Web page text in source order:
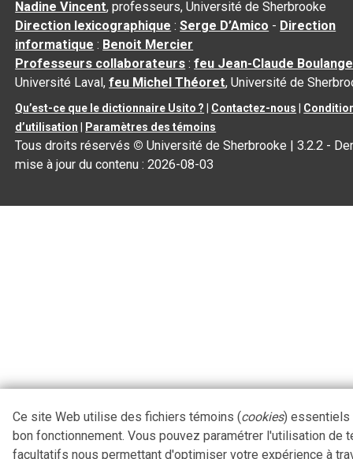
Nadine Vincent, professeurs, Université de Sherbrooke
Direction lexicographique :Serge D’Amico - Direction
informatique : Benoit Mercier
Professeurs collaborateurs :feu Jean-Claude
Université Laval,feu Michel Théoret, Université de
Qu’est-ce que le dictionnaire Usito ? Contactez-nous
d’utilisation
Paramètres des témoins
Tous droits réservés © Université de Sherbrooke |3.2.2 -
mise à jour du contenu :2026-08-03
Ce site Web utilise des fichiers témoins (cookies) essentiels
bon fonctionnement. Vous pouvez paramétrer l'utilisation de
facultatifs nous permettant d'optimiser votre expérience à